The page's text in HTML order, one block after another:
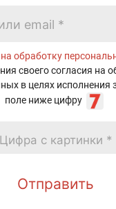
обработку
своего согласия на
в целях исполнения
поле ниже цифру
Отправить